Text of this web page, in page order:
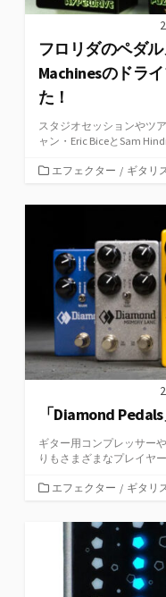
フロリダのペダ
Machinesのドラ
た！
スタジオセッションやツ
ャン・Eric BiceとSam
カ
ゴ
エフェクター / ギタリ
「Diamond
ギター用コンプレッサー
りもさまざまなプレイヤ
カエフェクター / ギタリ